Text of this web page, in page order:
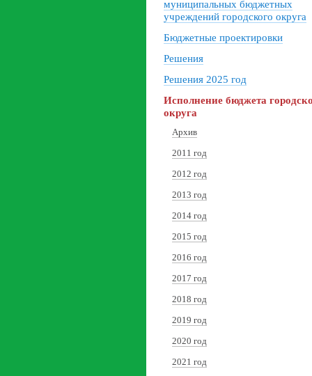
муниципальных бюджетных
учреждений городского округа
Бюджетные проектировки
Решения
Решения 2025 год
Исполнение бюджета
округа
Архив
2011 год
2012 год
2013 год
2014 год
2015 год
2016 год
2017 год
2018 год
2019 год
2020 год
2021 год